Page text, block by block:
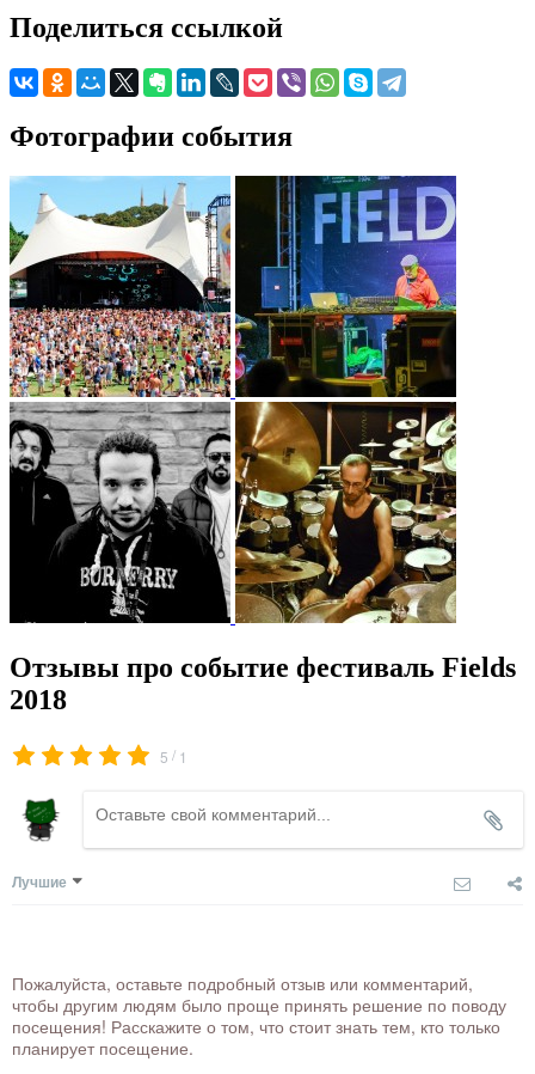
Поделиться ссылкой
Фотографии события
Отзывы про событие фестиваль Fields
2018
5 / 1
Лучшие
Пожалуйста, оставьте подробный отзыв или комментарий,
чтобы другим людям было проще принять решение по поводу
посещения! Расскажите о том, что стоит знать тем, кто только
планирует посещение.